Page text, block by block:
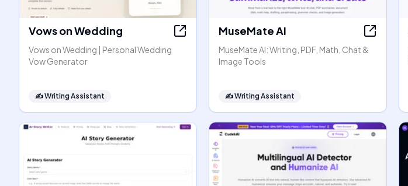
Vows on Wedding
Vows on Wedding | Personal Wedding
Vow Generator
✍️Writing Assistant
MuseMate AI
MuseMate AI: Writing, PDF, Math, Chat &
Image Tools
✍️Writing Assistant